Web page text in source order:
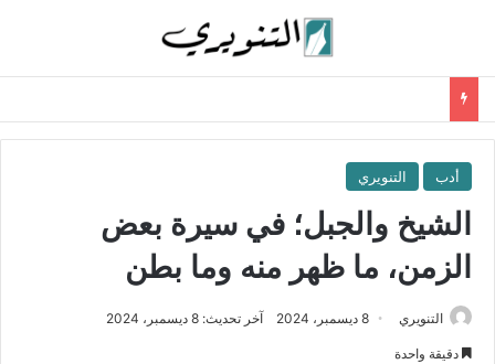
أدب التنويري
الشيخ والجبل؛ في سيرة بعض
الزمن، ما ظهر منه وما بطن
التنويري 8 ديسمبر، 2024 آخر تحديث: 8 ديسمبر، 2024
دقيقة واحدة